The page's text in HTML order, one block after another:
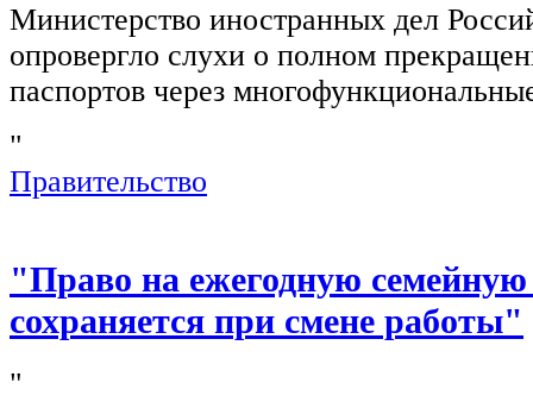
Министерство иностранных дел
опровергло слухи о полном
паспортов через
"
Правительство
"Право на ежегодную
сохраняется при смене работы"
"